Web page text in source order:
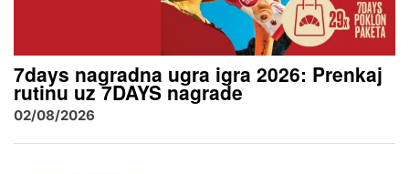
7days nagradna ugra igra 2026: Prenkaj
rutinu uz 7DAYS nagrade
02/08/2026